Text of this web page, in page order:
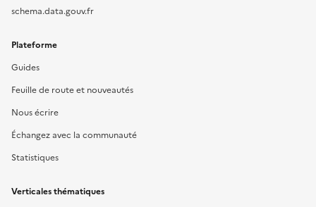
schema.data.gouv.fr
Plateforme
Guides
Feuille de route et nouveautés
Nous écrire
Échangez avec la communauté
Statistiques
Verticales thématiques